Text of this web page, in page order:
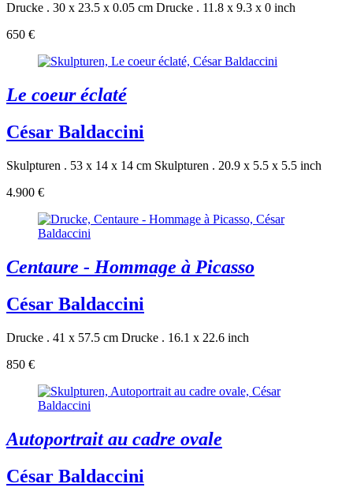
Drucke . 30 x 23.5 x 0.05 cm Drucke . 11.8 x 9.3 x 0 inch
650 €
Le coeur éclaté
César Baldaccini
Skulpturen . 53 x 14 x 14 cm Skulpturen . 20.9 x 5.5 x 5.5 inch
4.900 €
Centaure - Hommage à Picasso
César Baldaccini
Drucke . 41 x 57.5 cm Drucke . 16.1 x 22.6 inch
850 €
Autoportrait au cadre ovale
César Baldaccini